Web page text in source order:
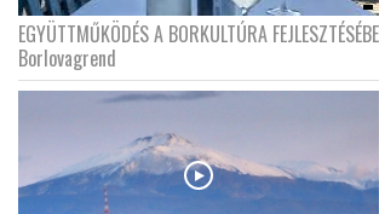
EGYÜTTMŰKÖDÉS A BORKULTÚRA
Borlovagrend